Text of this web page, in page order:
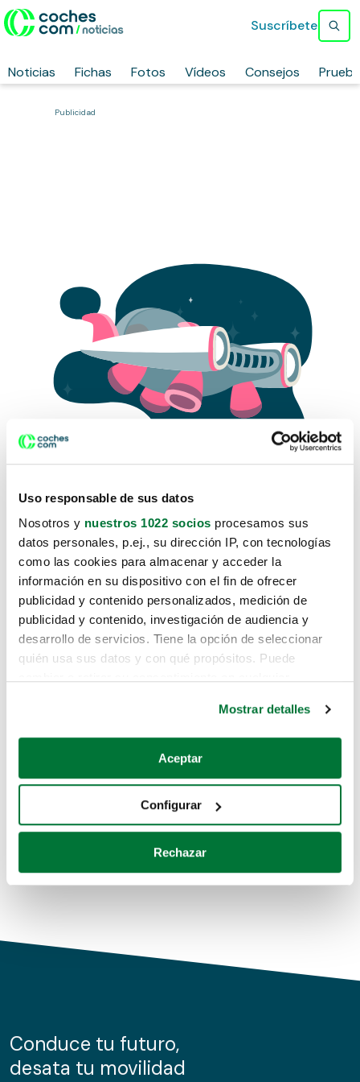
Uso responsable de sus datos
Nosotros y nuestros 1022 socios procesamos sus
datos personales, p.ej., su dirección IP, con tecnologías
como las cookies para almacenar y acceder la
información en su dispositivo con el fin de ofrecer
publicidad y contenido personalizados, medición de
publicidad y contenido, investigación de audiencia y
desarrollo de servicios. Tiene la opción de seleccionar
quién usa sus datos y con qué propósitos. Puede
Si lo permite, también quisiéramos:
Recopilar información sobre su ubicación geográfica
Identificar su dispositivo analizándolo activamente
para buscar características específicas (huellas
Obtenga más información sobre cómo se procesan sus
de cookies.
información sobre el uso que haga del sitio web con
nuestros partners de redes sociales, publicidad y análisis
Mostrar detalles
Aceptar
Configurar
Rechazar
Noticias Fichas Fotos Vídeos Consejos
Suscríbete
Publicidad
Lo sentimos, no sabemos como
te hemos traido hasta aquí.
Pero puedes encontrar el coche que estás
buscando en alguno de estos enlaces:
Coches de segunda mano
Coches de km0
Conduce tu futuro,
desata tu movilidad